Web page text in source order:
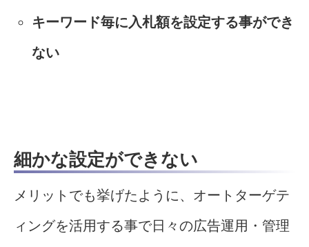
キーワード毎に入札額を設定する事ができ
ない
細かな設定ができない
メリットでも挙げたように、オートターゲテ
ィングを活用する事で日々の広告運用・管理